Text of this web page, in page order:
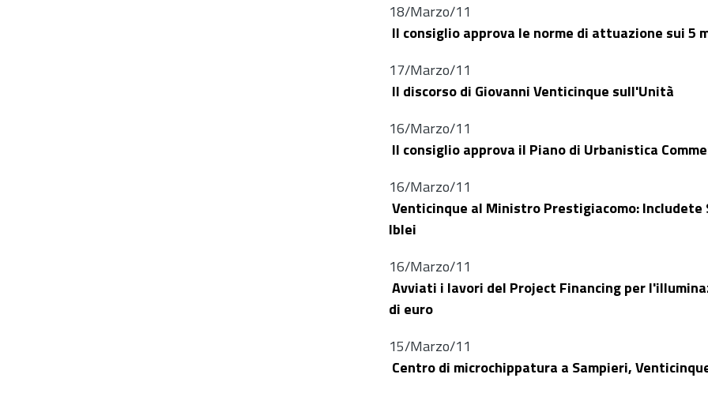
18/Marzo/11
Il consiglio approva le norme di attuazione sui 5
17/Marzo/11
Il discorso di Giovanni Venticinque sull'Unità
16/Marzo/11
Il consiglio approva il Piano di Urbanistica
16/Marzo/11
Venticinque al Ministro Prestigiacomo:
Iblei
16/Marzo/11
Avviati i lavori del Project Financing per
di euro
15/Marzo/11
Centro di microchippatura a Sampieri,